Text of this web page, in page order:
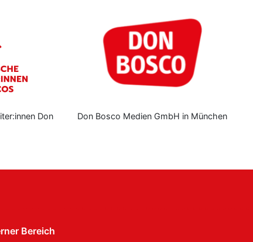
Don
Don Bosco Medien GmbH in München
Bereich